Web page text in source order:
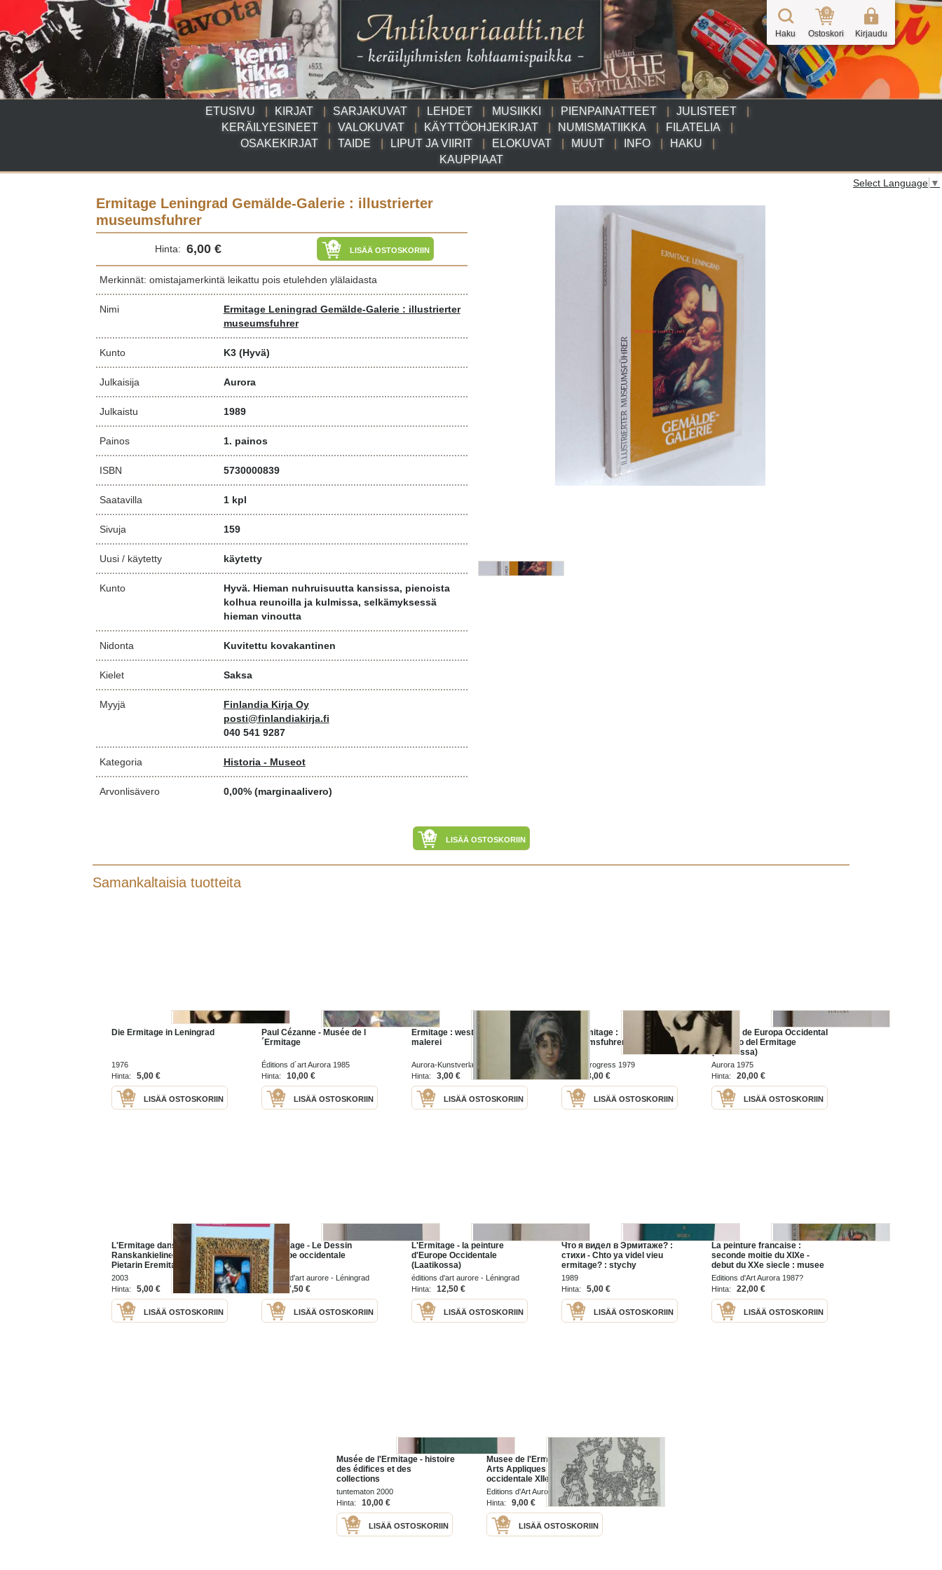
ETUSIVU KIRJAT SARJAKUVAT LEHDET MUSIIKKI PIENPAINATTEET
JULISTEET
KERÄILYESINEET
VALOKUVAT KÄYTTÖOHJEKIRJAT NUMISMATIIKKA
FILATELIA
OSAKEKIRJAT
TAIDE LIPUT JA VIIRIT ELOKUVAT MUUT INFO
HAKU
KAUPPIAAT
Haku
0
Ostoskori Kirjaudu
Select Language ▼
Ermitage Leningrad Gemälde-Galerie : illustrierter
museumsfuhrer
Hinta: 6,00 € LISÄÄ OSTOSKORIIN
Merkinnät: omistajamerkintä leikattu pois etulehden ylälaidasta
Nimi
Ermitage Leningrad Gemälde-Galerie : illustrierter
museumsfuhrer
Kunto K3 (Hyvä)
Julkaisija Aurora
Julkaistu 1989
Painos 1. painos
ISBN 5730000839
Saatavilla 1 kpl
Sivuja 159
Uusi / käytetty käytetty
Kunto
Hyvä. Hieman nuhruisuutta kansissa, pienoista
kolhua reunoilla ja kulmissa, selkämyksessä
hieman vinoutta
Nidonta Kuvitettu kovakantinen
Kielet Saksa
Myyjä
Finlandia Kirja Oy
posti@finlandiakirja.fi
040 541 9287
Kategoria Historia - Museot
Arvonlisävero 0,00% (marginaalivero)
LISÄÄ OSTOSKORIIN
Samankaltaisia tuotteita
Die Ermitage in Leningrad
1976
Hinta:
5,00 €
LISÄÄ OSTOSKORIIN
Paul Cézanne - Musée de l
´Ermitage
Éditions d´art Aurora 1985
Hinta:
10,00 €
LISÄÄ OSTOSKORIIN
Ermitage : westeuropäische
malerei
Aurora-Kunstverlag 1983
Hinta:
3,00 €
LISÄÄ OSTOSKORIIN
Die Ermitage :
Museumsfuhrer
Verlag Progress 1979
Hinta:
3,00 €
LISÄÄ OSTOSKORIIN
Pintura de Europa Occidental
: museo del Ermitage
(Kotelossa)
Aurora 1975
Hinta:
20,00 €
LISÄÄ OSTOSKORIIN
L'Ermitage dans la poche.
Ranskankielinen opas
Pietarin Eremitaasi
2003
Hinta:
5,00 €
LISÄÄ OSTOSKORIIN
L'Ermitage - Le Dessin
d'Europe occidentale
éditions d'art aurore - Léningrad
1981
Hinta: 7,50 €
LISÄÄ OSTOSKORIIN
L'Ermitage - la peinture
d'Europe Occidentale
(Laatikossa)
éditions d'art aurore - Léningrad
1975
Hinta: 12,50 €
LISÄÄ OSTOSKORIIN
Что я видел в Эрмитаже? :
стихи - Chto ya videl vieu
ermitage? : stychy
1989
Hinta:
5,00 €
LISÄÄ OSTOSKORIIN
La peinture francaise :
seconde moitie du XIXe -
debut du XXe siecle : musee
de i'ermitage leningrad
Editions d'Art Aurora 1987?
Hinta:
22,00 €
LISÄÄ OSTOSKORIIN
Musée de l'Ermitage - histoire
des édifices et des
collections
tuntematon 2000
Hinta:
10,00 €
LISÄÄ OSTOSKORIIN
Musee de l'Ermitage : Les
Arts Appliques de l'Europe
occidentale XIIe-XVIIIe siecles
Editions d'Art Aurore 1974
Hinta:
9,00 €
LISÄÄ OSTOSKORIIN